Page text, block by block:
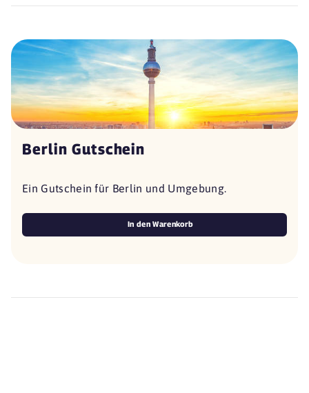
Berlin Gutschein
Ein Gutschein für Berlin und Umgebung.
In den Warenkorb